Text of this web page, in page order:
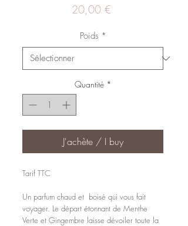
20,00 €Prix
Poids *
Quantité *
J'achète / I buy
Tarif TTC
Un parfum chaud et boisé qui vous fait
voyager. Le départ étonnant de Menthe
Verte et Gingembre laisse dévoiler toute la